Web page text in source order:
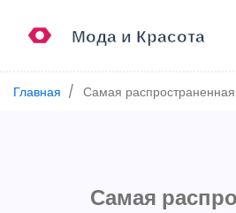
Главная Самая
Самая